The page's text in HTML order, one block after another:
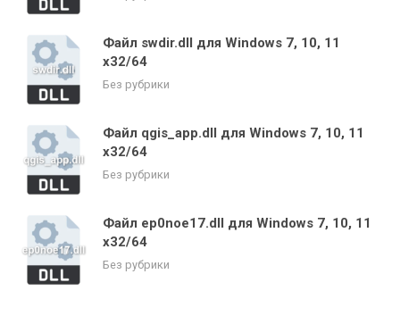
Файл swdir.dll для Windows 7, 10, 11
x32/64
Без рубрики
Файл qgis_app.dll для Windows 7, 10, 11
x32/64
Без рубрики
Файл ep0noe17.dll для Windows 7, 10, 11
x32/64
Без рубрики